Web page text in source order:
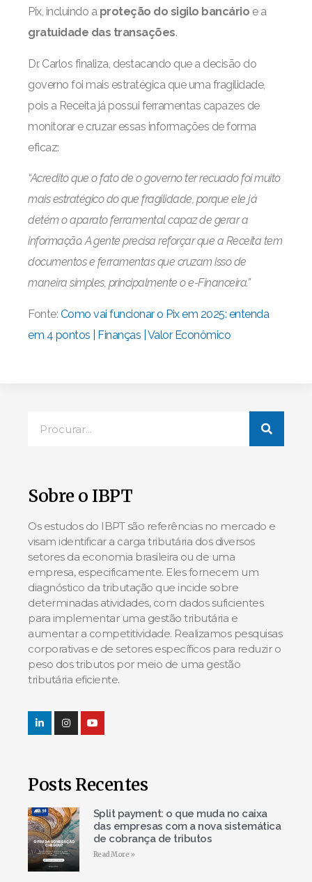
Pix, incluindo a proteção do sigilo bancário e a
gratuidade das transações.
Dr. Carlos finaliza, destacando que a decisão do
governo foi mais estratégica que uma fragilidade,
pois a Receita já possui ferramentas capazes de
monitorar e cruzar essas informações de forma
eficaz:
“Acredito que o fato de o governo ter recuado foi muito
mais estratégico do que fragilidade, porque ele já
detém o aparato ferramental capaz de gerar a
informação. A gente precisa reforçar que a Receita tem
documentos e ferramentas que cruzam isso de
maneira simples, principalmente o e-Financeira.”
Fonte: Como vai funcionar o Pix em 2025: entenda
em 4 pontos | Finanças | Valor Econômico
Sobre o IBPT
Os estudos do IBPT são referências no mercado e
visam identificar a carga tributária dos diversos
setores da economia brasileira ou de uma
empresa, especificamente. Eles fornecem um
diagnóstico da tributação que incide sobre
determinadas atividades, com dados suficientes
para implementar uma gestão tributária e
aumentar a competitividade. Realizamos pesquisas
corporativas e de setores específicos para reduzir o
peso dos tributos por meio de uma gestão
tributária eficiente.
Posts Recentes
Split payment: o que muda no caixa
das empresas com a nova sistemática
de cobrança de tributos
Read More »